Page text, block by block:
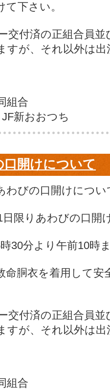
下さい。
付済の正組合員並
すが、それ以外は
組合
新おおつち
開けについて
わびの口開けにつ
日限りあわびの口開
30分より午前10時
命胴衣を着用して安
付済の正組合員並
すが、それ以外は
組合